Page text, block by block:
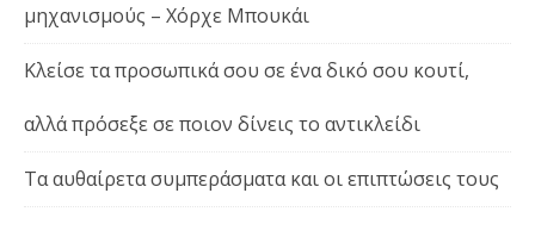
μηχανισμούς – Χόρχε Μπουκάι
Κλείσε τα προσωπικά σου σε ένα δικό σου κουτί,
αλλά πρόσεξε σε ποιον δίνεις το αντικλείδι
Τα αυθαίρετα συμπεράσματα και οι επιπτώσεις τους